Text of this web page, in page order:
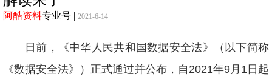
阿酷资料专业号 | 2021-6-14
日前，《中华人民共和国数据安全法》（以下简称
《数据安全法》）正式通过并公布，自2021年9月1日起